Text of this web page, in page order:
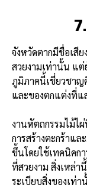
จังหวัดตากมีชื่อเสี
สวยงามเท่านั้น แต่
ภูมิภาคนี้เชี่ยวชาญ
และของตกแต่งที่แ
งานหัตถกรรมไม้ไ
การสร้างตะกร้าแ
ขึ้นโดยใช้เทคนิคก
ที่สวยงาม สิ่งเหล่า
ระเบียบสิ่งของเท่